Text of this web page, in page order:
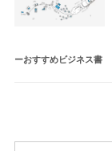
ーおすすめビジネス書